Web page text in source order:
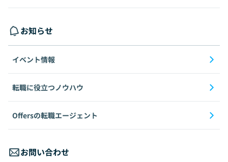
お知らせ
イベント情報
転職に役立つノウハウ
Offersの転職エージェント
お問い合わせ